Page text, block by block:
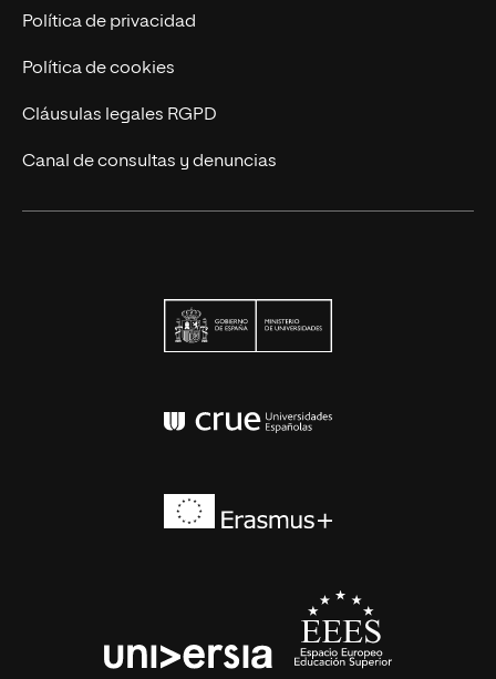
Contáctanos
Política de privacidad
Política de cookies
Cláusulas legales RGPD
Canal de consultas y denuncias